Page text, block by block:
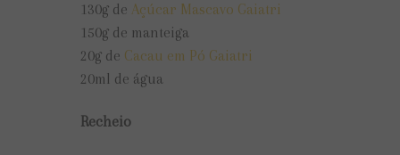
130g de Açúcar Mascavo Gaiatri
150g de manteiga
20g de Cacau em Pó Gaiatri
20ml de água
Recheio